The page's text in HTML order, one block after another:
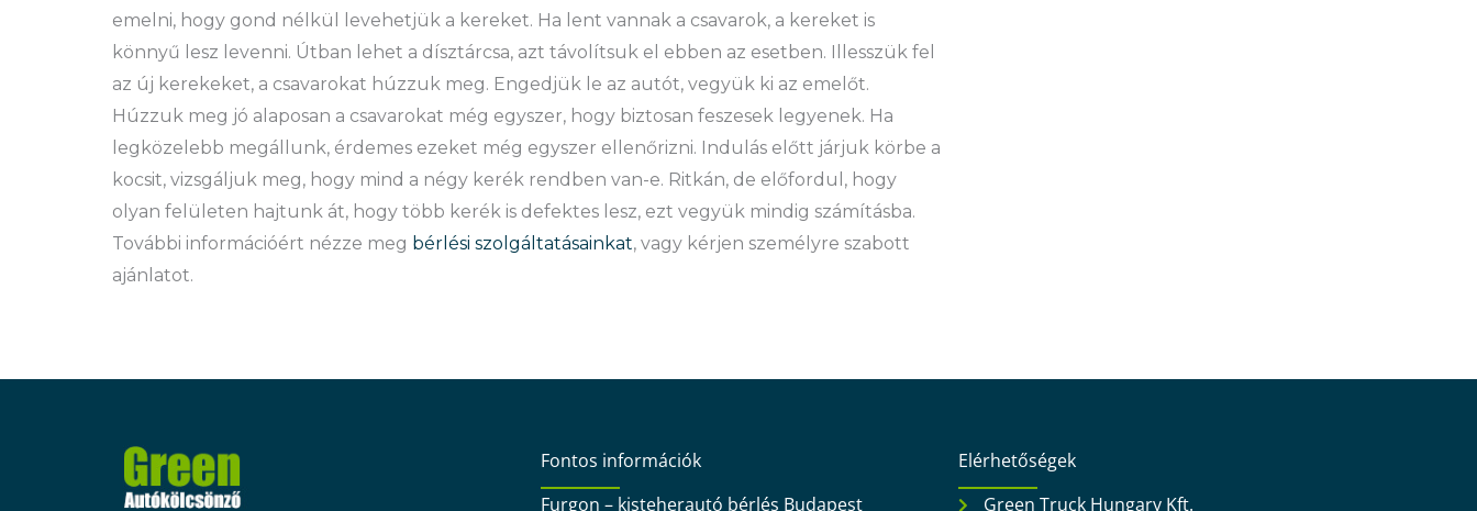
emelni, hogy gond nélkül levehetjük a kereket. Ha lent vannak a csavarok, a kereket is
könnyű lesz levenni. Útban lehet a dísztárcsa, azt távolítsuk el ebben az esetben. Illesszük fel
az új kerekeket, a csavarokat húzzuk meg. Engedjük le az autót, vegyük ki az emelőt.
Húzzuk meg jó alaposan a csavarokat még egyszer, hogy biztosan feszesek legyenek. Ha
legközelebb megállunk, érdemes ezeket még egyszer ellenőrizni. Indulás előtt járjuk körbe a
kocsit, vizsgáljuk meg, hogy mind a négy kerék rendben van-e. Ritkán, de előfordul, hogy
olyan felületen hajtunk át, hogy több kerék is defektes lesz, ezt vegyük mindig számításba.
További információért nézze meg bérlési szolgáltatásainkat, vagy kérjen személyre szabott
ajánlatot.
Fontos információk
Furgon – kisteherautó bérlés Budapest
Elérhetőségek
Green Truck Hungary Kft.